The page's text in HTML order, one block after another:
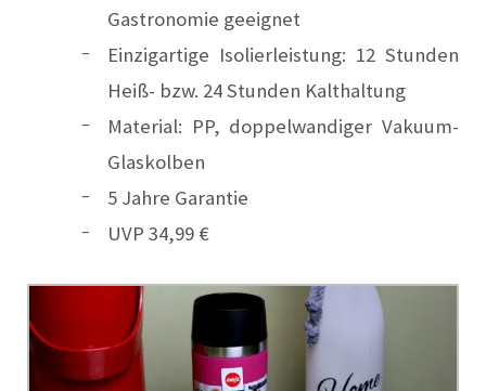
Gastronomie geeignet
Einzigartige Isolierleistung: 12 Stunden
Heiß- bzw. 24 Stunden Kalthaltung
Material: PP, doppelwandiger Vakuum-
Glaskolben
5 Jahre Garantie
UVP 34,99 €